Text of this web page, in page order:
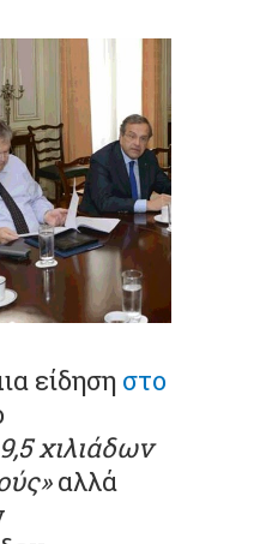
είδηση στο
χιλιάδων
αλλά